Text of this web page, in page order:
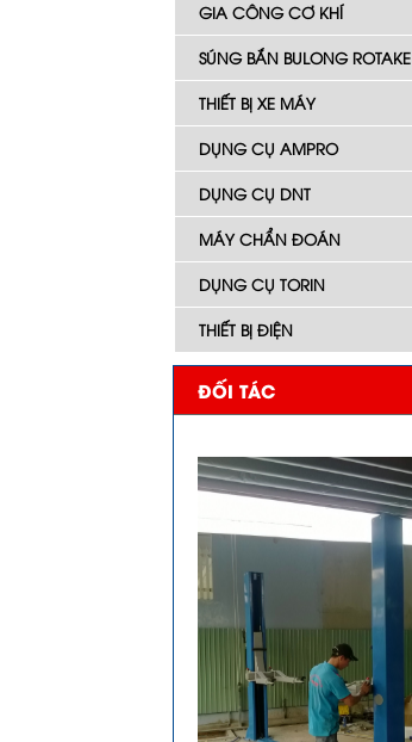
GIA CÔNG CƠ KHÍ
SÚNG BẮN BULONG ROTAKE
THIẾT BỊ XE MÁY
DỤNG CỤ AMPRO
DỤNG CỤ DNT
MÁY CHẨN ĐOÁN
DỤNG CỤ TORIN
THIẾT BỊ ĐIỆN
ĐỐI TÁC